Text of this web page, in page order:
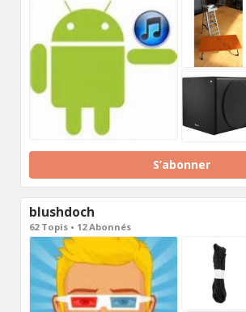
S’abonner
blushdoch
62 Topis • 12 Abonnés